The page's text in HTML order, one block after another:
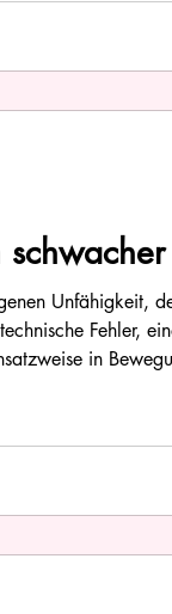
Unfähigkeit,
Fehler,
in